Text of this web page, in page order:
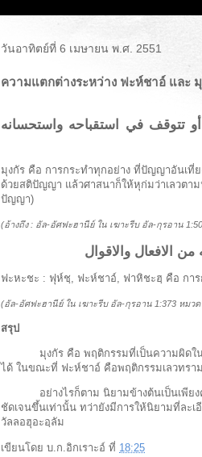
วันอาทิตย์ที่ 6 เมษายน พ.ศ. 2551
ความแตกต่างระหว่าง ฟะห์ชาอ์ และ
تتوقف في استقباحه واستحسانه
มุงกัร คือ การกระทำทุกอย่าง ที่ปัญญาอันเที่
ด้วยสติปัญญา แล้วศาสนาก็ให้หุก่มว่าเลวตา
ปัญญา)
(อ้างถึง : อัล-อัศฟะฮานีย์ ใน เฆาะรีบ อัล-กุรอาน
الافعال والاقو ال
ฟะหะชะ : ฟุห์ชฺ, ฟะห์ชาอ์, ฟาหิชะฮฺ คือ การ
(อัล-อัศฟะฮานีย์ ใน เฆาะรีบ อัล-กุรอาน 1:373 หมวด
สรุป
มุงกัร คือ พฤติกรรมที่เป็นความผิด
ได้ ในขณะที่ ฟะห์ชาอ์ คือพฤติกรรมเลวทรา
อย่างไรก็ตาม นิยามข้างต้นเป็นเพีย
ชัดเจนขึ้นเท่านั้น ทว่ายังมีการให้นิยามที่ละ
วัลลอฮุอะอฺลัม
เขียนโดย บ.ก.อิกเราะอ์ ที่ 18:25